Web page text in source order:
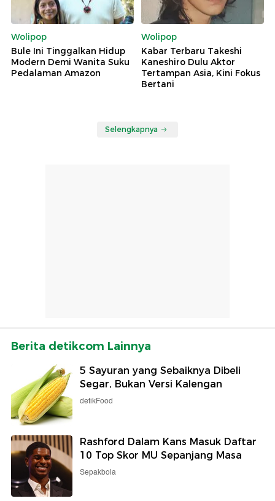
Wolipop
Bule Ini Tinggalkan Hidup
Modern Demi Wanita Suku
Pedalaman Amazon
Wolipop
Kabar Terbaru Takeshi
Kaneshiro Dulu Aktor
Tertampan Asia, Kini Fokus
Bertani
Selengkapnya
Berita detikcom Lainnya
5 Sayuran yang Sebaiknya Dibeli
Segar, Bukan Versi Kalengan
detikFood
Rashford Dalam Kans Masuk Daftar
10 Top Skor MU Sepanjang Masa
Sepakbola